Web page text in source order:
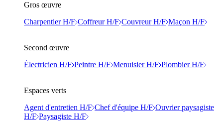
Gros œuvre
Charpentier H/F Coffreur H/F Couvreur H/F Maçon H/F
Second œuvre
Électricien H/F Peintre H/F Menuisier H/F Plombier H/F
Espaces verts
Agent d'entretien H/F Chef d'équipe H/F Ouvrier paysagiste
H/F Paysagiste H/F